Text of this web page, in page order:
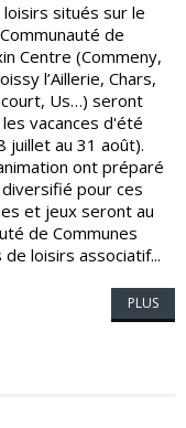
loisirs situés sur le
de
Centre (Commeny,
l’Aillerie, Chars,
Us…) seront
vacances d'été
juillet au 31 août).
ont préparé
pour ces
et jeux seront au
de Communes
de loisirs associatif...
PLUS